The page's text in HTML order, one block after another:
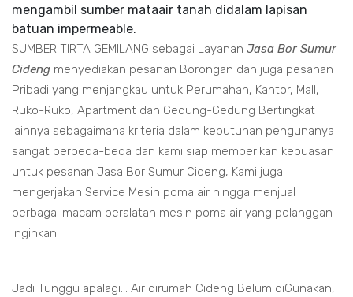
mengambil sumber mataair tanah didalam lapisan
batuan impermeable.
SUMBER TIRTA GEMILANG sebagai Layanan Jasa Bor Sumur
Cideng menyediakan pesanan Borongan dan juga pesanan
Pribadi yang menjangkau untuk Perumahan, Kantor, Mall,
Ruko-Ruko, Apartment dan Gedung-Gedung Bertingkat
lainnya sebagaimana kriteria dalam kebutuhan pengunanya
sangat berbeda-beda dan kami siap memberikan kepuasan
untuk pesanan Jasa Bor Sumur Cideng, Kami juga
mengerjakan Service Mesin poma air hingga menjual
berbagai macam peralatan mesin poma air yang pelanggan
inginkan.
Jadi Tunggu apalagi... Air dirumah Cideng Belum diGunakan,